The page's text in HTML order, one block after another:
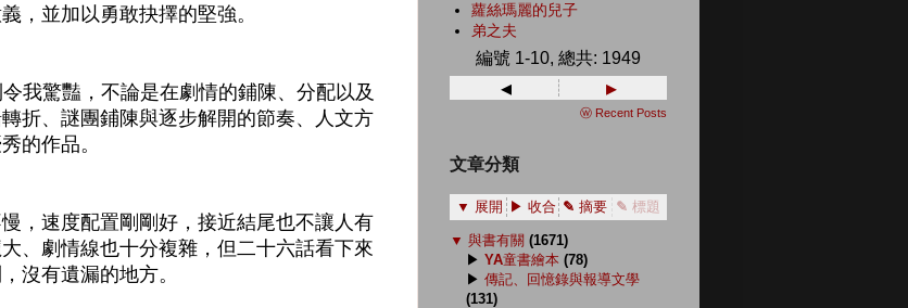
，並加以勇敢抉擇的堅強。
我驚豔，不論是在劇情的鋪陳、分配以及
折、謎團鋪陳與逐步解開的節奏、人文方
的作品。
，速度配置剛剛好，接近結尾也不讓人有
、劇情線也十分複雜，但二十六話看下來
沒有遺漏的地方。
蘿絲瑪麗的兒子
弟之夫
編號 1-10, 總共: 1949
◂ ▸
ⓦ Recent Posts
文章分類
▼ 展開 ▶ 收合 ✎ 摘要 ✎ 標題
▼ 與書有關 (1671)
▶ YA童書繪本 (78)
▶ 傳記、回憶錄與報導文學
(131)